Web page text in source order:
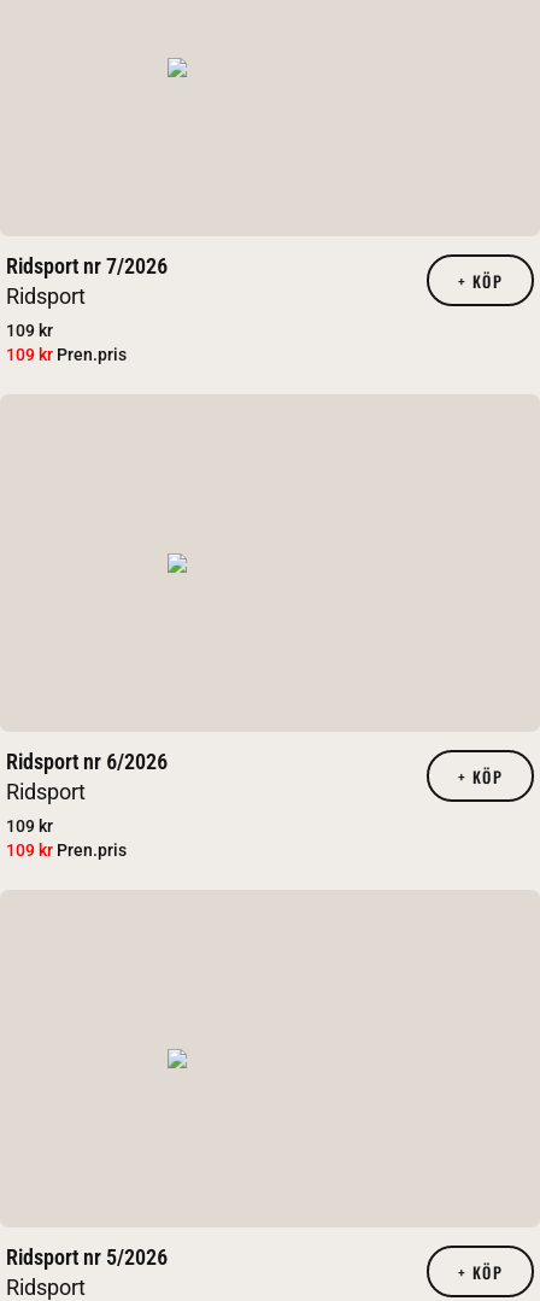
Ridsport nr 7/2026
Ridsport
109 kr
109 kr Pren.pris
+ KÖP
Ridsport nr 6/2026
Ridsport
109 kr
109 kr Pren.pris
+ KÖP
Ridsport nr 5/2026
Ridsport
+ KÖP